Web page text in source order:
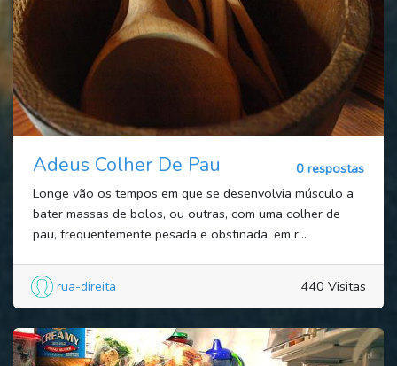
Adeus Colher De Pau
0 respostas
Longe vão os tempos em que se desenvolvia músculo a
bater massas de bolos, ou outras, com uma colher de
pau, frequentemente pesada e obstinada, em r...
rua-direita 440 Visitas